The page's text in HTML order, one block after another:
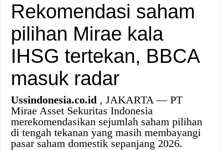
Rekomendasi saham
pilihan Mirae kala
IHSG tertekan, BBCA
masuk radar
Ussindonesia.co.id , JAKARTA — PT
Mirae Asset Sekuritas Indonesia
merekomendasikan sejumlah saham pilihan
di tengah tekanan yang masih membayangi
pasar saham domestik sepanjang 2026.